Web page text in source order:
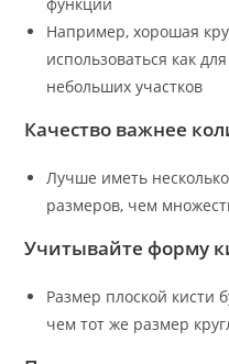
Например, хорошая
использоваться как
небольших участков
Качество важнее
Лучше иметь
размеров, чем
Учитывайте форму
Размер плоской кисти
чем тот же размер